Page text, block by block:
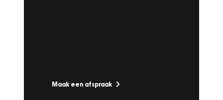
Maak een afspraak